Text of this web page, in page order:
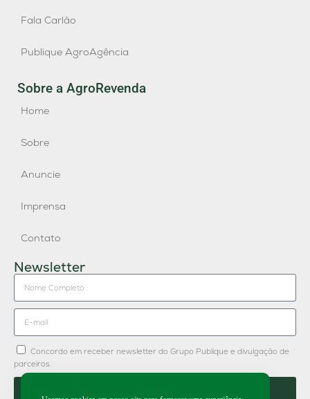
Fala Carlão
Publique AgroAgência
Sobre a AgroRevenda
Home
Sobre
Anuncie
Imprensa
Contato
Newsletter
Concordo em receber newsletter do Grupo Publique e divulgação de
parceiros.